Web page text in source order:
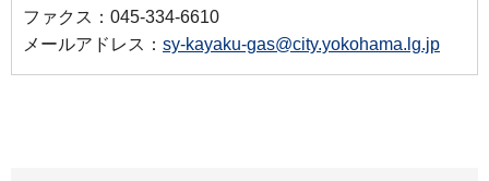
ファクス：045-334-6610
メールアドレス： sy-kayaku-gas@city.yokohama.lg.jp